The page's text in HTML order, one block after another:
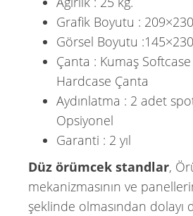
Grafik Boyutu :
Görsel Boyutu
Çanta : Kumaş
Hardcase Çanta
Aydınlatma : 2 adet
Opsiyonel
Garanti : 2 yıl
Düz örümcek standlar,
mekanizmasının ve
şeklinde olmasından dolayı